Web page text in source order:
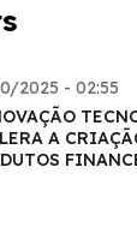
2025 - 02:55
A